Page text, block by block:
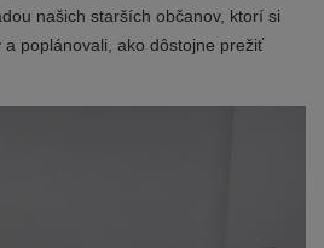
našich starších občanov, ktorí si
poplánovali, ako dôstojne prežiť